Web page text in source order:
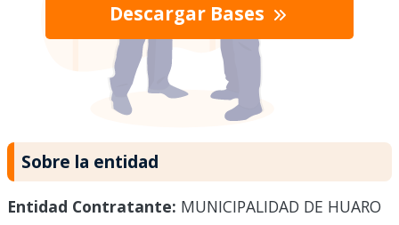
Descargar Bases
Sobre la entidad
Entidad Contratante: MUNICIPALIDAD DE HUARO